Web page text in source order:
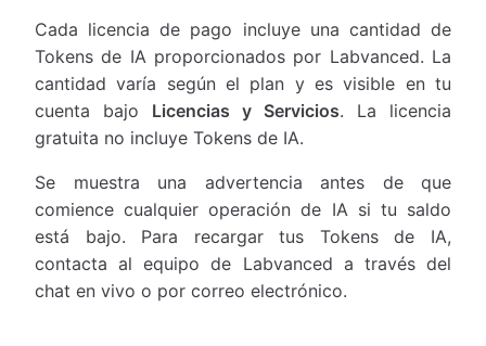
Cada licencia de pago incluye una cantidad de
Tokens de IA proporcionados por Labvanced. La
cantidad varía según el plan y es visible en tu
cuenta bajo Licencias y Servicios. La licencia
gratuita no incluye Tokens de IA.
Se muestra una advertencia antes de que
comience cualquier operación de IA si tu saldo
está bajo. Para recargar tus Tokens de IA,
contacta al equipo de Labvanced a través del
chat en vivo o por correo electrónico.